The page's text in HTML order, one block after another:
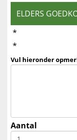
ELDERS
*
*
Vul hieronder
Aantal